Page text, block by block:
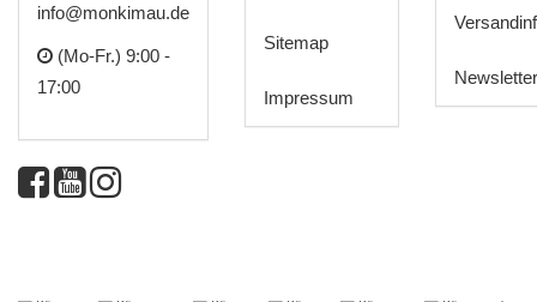
info@monkimau.de
(Mo-Fr.) 9:00 -
17:00
Sitemap
Impressum
Newsletter